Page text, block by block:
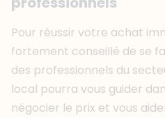
Pour réussir votre achat
fortement conseillé de se
des professionnels du
local pourra vous guider
négocier le prix et vous